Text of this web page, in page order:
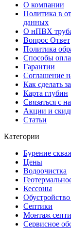
О компании
Политика в
данных
О нПВХ
Вопрос Ответ
Политика
Способы
Гарантии
Соглашение
Как сделать
Карта глубин
Связаться с
Акции и
Статьи
Категории
Бурение
Цены
Водоочистка
Кессоны
Септики
Монтаж
Сервисное